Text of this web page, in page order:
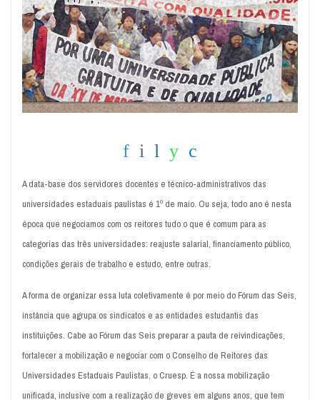
A data-base dos servidores docentes e técnico-administrativos das
universidades estaduais paulistas é 1º de maio. Ou seja, todo ano é nesta
época que negociamos com os reitores tudo o que é comum para as
categorias das três universidades: reajuste salarial, financiamento público,
condições gerais de trabalho e estudo, entre outras.
A forma de organizar essa luta coletivamente é por meio do Fórum das Seis,
instância que agrupa os sindicatos e as entidades estudantis das
instituições. Cabe ao Fórum das Seis preparar a pauta de reivindicações,
fortalecer a mobilização e negociar com o Conselho de Reitores das
Universidades Estaduais Paulistas, o Cruesp. É a nossa mobilização
unificada, inclusive com a realização de greves em alguns anos, que tem